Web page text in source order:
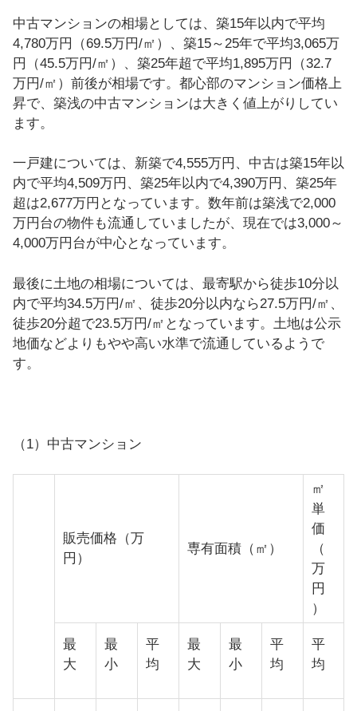
中古マンションの相場としては、築15年以内で平均
4,780万円（69.5万円/㎡）、築15～25年で平均3,065万
円（45.5万円/㎡）、築25年超で平均1,895万円（32.7
万円/㎡）前後が相場です。都心部のマンション価格上
昇で、築浅の中古マンションは大きく値上がりしてい
ます。
一戸建については、新築で4,555万円、中古は築15年以
内で平均4,509万円、築25年以内で4,390万円、築25年
超は2,677万円となっています。数年前は築浅で2,000
万円台の物件も流通していましたが、現在では3,000～
4,000万円台が中心となっています。
最後に土地の相場については、最寄駅から徒歩10分以
内で平均34.5万円/㎡、徒歩20分以内なら27.5万円/㎡、
徒歩20分超で23.5万円/㎡となっています。土地は公示
地価などよりもやや高い水準で流通しているようで
す。
（1）中古マンション
販売価格（万
円）
専有面積（㎡）
㎡
単
価
（
万
円
）
最
大
最
小
平
均
最
大
最
小
平
均
平
均